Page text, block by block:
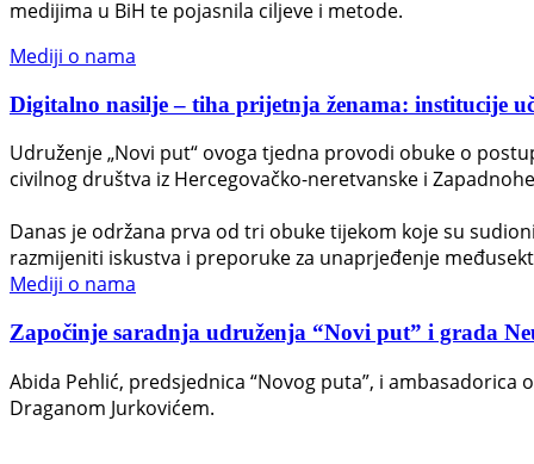
medijima u BiH te pojasnila ciljeve i metode.
Mediji o nama
Digitalno nasilje – tiha prijetnja ženama: institucije
Udruženje „Novi put“ ovoga tjedna provodi obuke o
civilnog društva iz Hercegovačko-neretvanske i
Danas je održana prva od tri obuke tijekom koje su
razmijeniti iskustva i preporuke za unaprjeđenje
Mediji o nama
Započinje saradnja udruženja “Novi put” i grada
Abida Pehlić, predsjednica “Novog puta”, i
Draganom Jurkovićem.